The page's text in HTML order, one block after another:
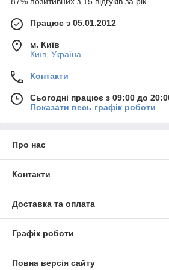
Працює з 05.01.2012
м. Київ
Київ, Україна
Контакти
Сьогодні працює з 09:00 до
Показати весь графік роботи
Про нас
Контакти
Доставка та оплата
Графік роботи
Повна версія сайту